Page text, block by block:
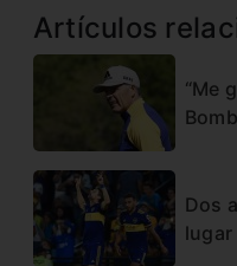
Artículos
“Me
Dos
lugar